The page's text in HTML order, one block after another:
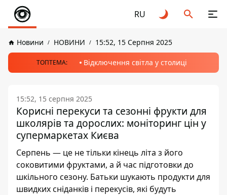
RU
Новини НОВИНИ 15:52, 15 Серпня 2025
ТОПТЕМА: Відключення світла у столиці
15:52, 15 серпня 2025
Корисні перекуси та сезонні фрукти для
школярів та дорослих: моніторинг цін у
супермаркетах Києва
Серпень — це не тільки кінець літа з його
соковитими фруктами, а й час підготовки до
шкільного сезону. Батьки шукають продукти для
швидких сніданків і перекусів, які будуть